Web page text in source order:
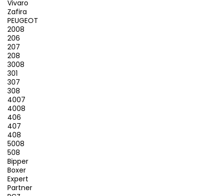
Vivaro
Zafira
PEUGEOT
2008
206
207
208
3008
301
307
308
4007
4008
406
407
408
5008
508
Bipper
Boxer
Expert
Partner